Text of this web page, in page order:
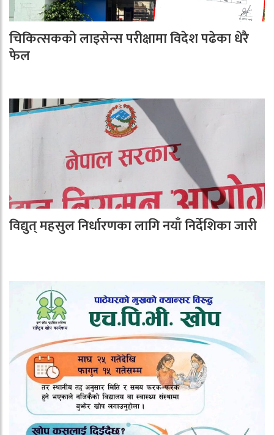
चिकित्सकको लाइसेन्स परीक्षामा विदेश पढेका धेरै
फेल
विद्युत् महसुल निर्धारणका लागि नयाँ निर्देशिका जारी